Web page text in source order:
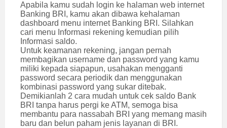
Apabila kamu sudah login ke halaman web internet
Banking BRI, kamu akan dibawa kehalaman
dashboard menu internet Banking BRI. Silahkan
cari menu Informasi rekening kemudian pilih
Informasi saldo.
Untuk keamanan rekening, jangan pernah
membagikan username dan password yang kamu
miliki kepada siapapun, usahakan mengganti
password secara periodik dan menggunakan
kombinasi password yang sukar ditebak.
Demikianlah 2 cara mudah untuk cek saldo Bank
BRI tanpa harus pergi ke ATM, semoga bisa
membantu para nassabah BRI yang memang masih
baru dan belun paham jenis layanan di BRI.